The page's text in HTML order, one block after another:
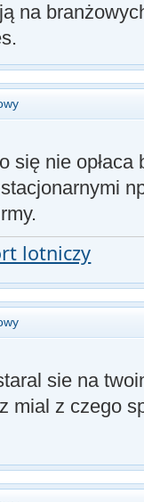
na
się nie
lotniczy
sie na
mial z czego